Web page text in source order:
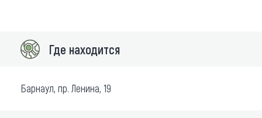
Где находится
Барнаул, пр. Ленина, 19